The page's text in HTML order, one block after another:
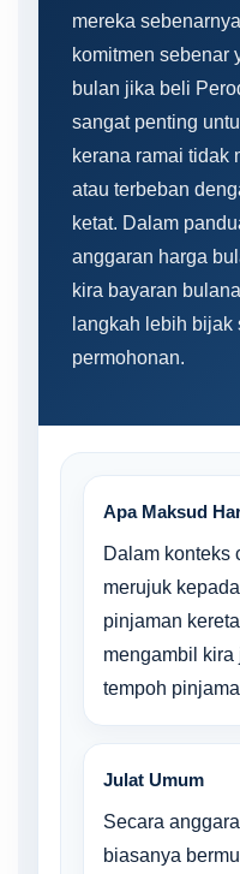
mereka
komitmen sebenar
bulan jika beli
sangat penting
kerana ramai tidak
atau terbeban
ketat. Dalam
anggaran harga
kira bayaran
langkah lebih bijak
permohonan.
Apa Maksud
Dalam konteks
merujuk
pinjaman
mengambil
tempoh
Julat Umum
Secara
biasanya